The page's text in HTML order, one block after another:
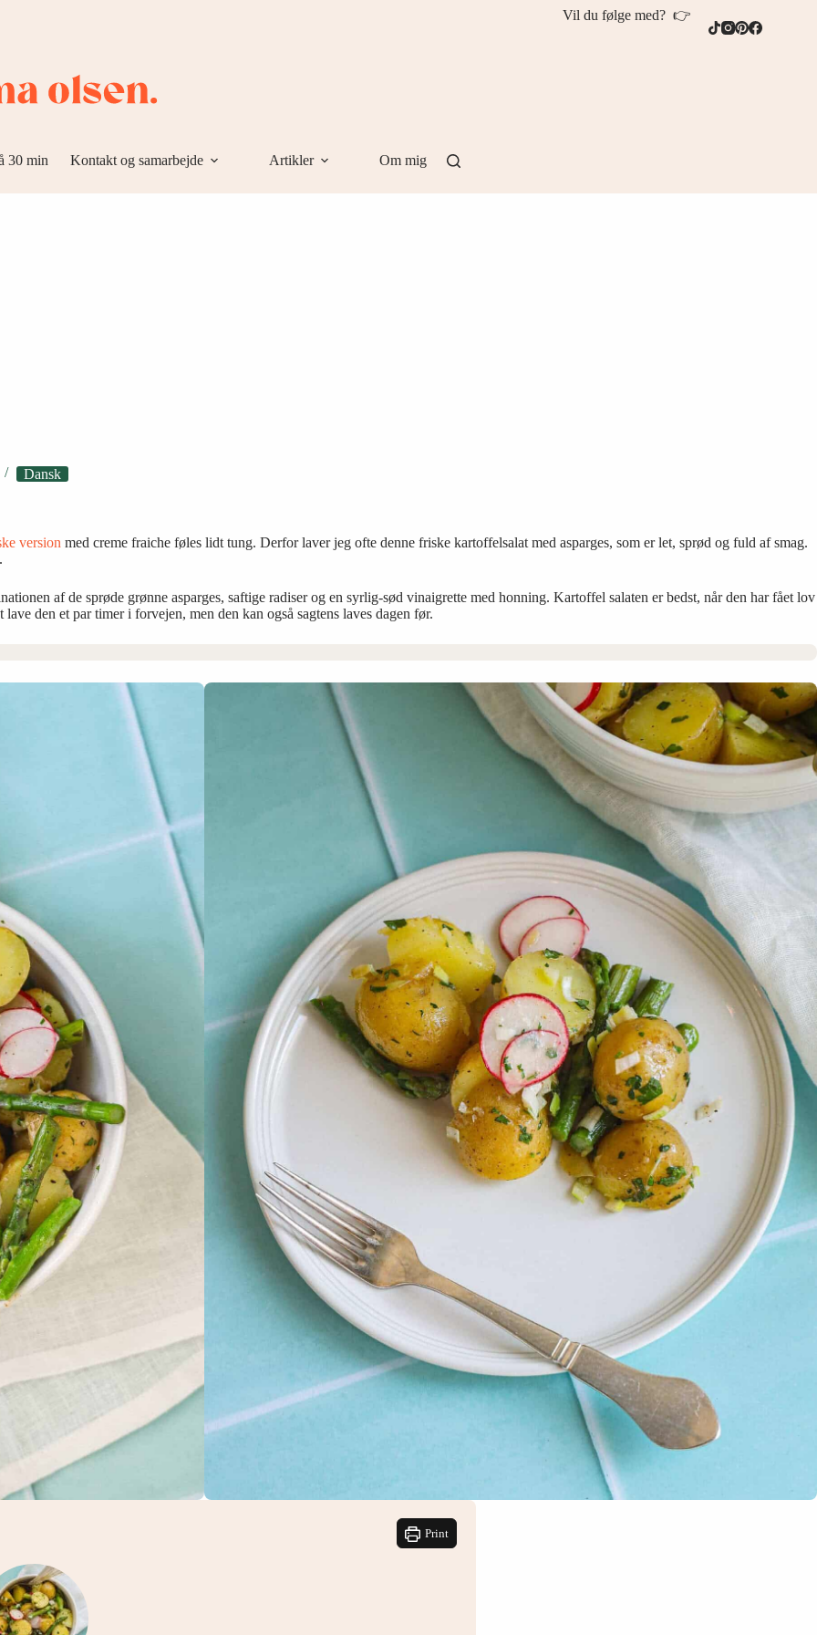
Vil du følge med? 👉
30 min Kontakt og samarbejde Artikler Om mig
Dansk
version med creme fraiche føles lidt tung. Derfor laver jeg ofte denne friske kartoffelsalat med asparges, som er let, sprød og fuld af smag.
af de sprøde grønne asparges, saftige radiser og en syrlig-sød vinaigrette med honning. Kartoffel salaten er bedst, når den har fået lov
den et par timer i forvejen, men den kan også sagtens laves dagen før.
Print